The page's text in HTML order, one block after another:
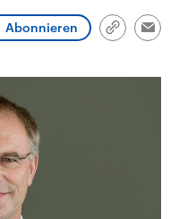
Abonnieren
Link